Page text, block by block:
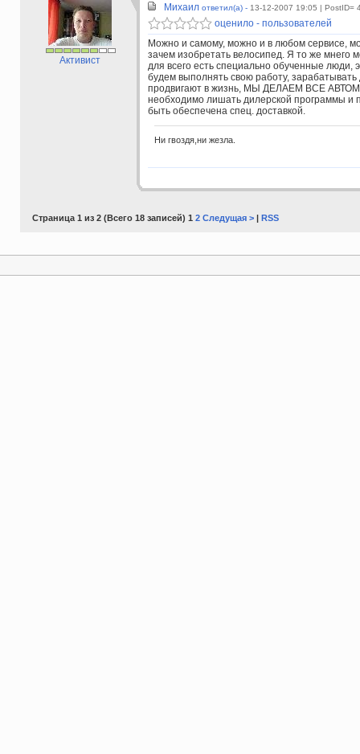
Активист
Михаил ответил(а) - 13-12-2007 19:05 | PostID=
оценило - пользователей
Можно и самому, можно и в любом сервисе,
зачем изобретать велосипед. Я то же мнего
для всего есть специально обученные люди,
будем выполнять свою работу,
продвигают в жизнь, МЫ ДЕЛАЕМ ВСЕ
необходимо лишать дилерской программы и
быть обеспечена спец. доставкой.
Ни гвоздя,ни жезла.
Страница 1 из 2 (Всего 18 записей) 1 2 Следущая >| RSS